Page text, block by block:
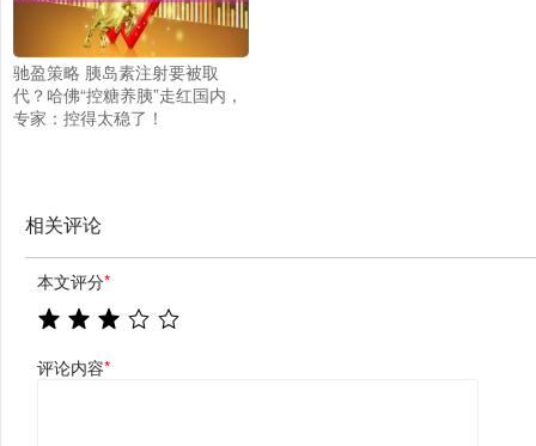
驰盈策略 胰岛素注射要被取
代？哈佛“控糖养胰”走红国内，
专家：控得太稳了！
相关评论
本文评分*
评论内容*